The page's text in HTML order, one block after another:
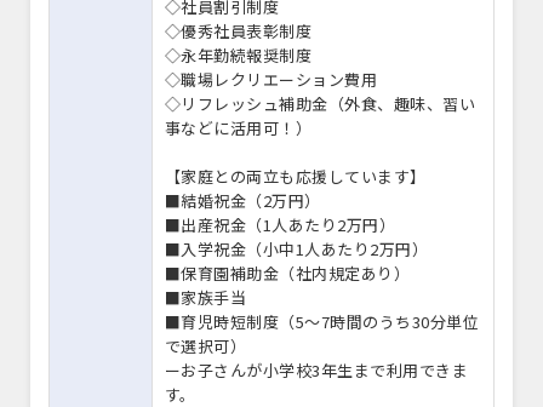
◇社員割引制度
◇優秀社員表彰制度
◇永年勤続報奨制度
◇職場レクリエーション費用
◇リフレッシュ補助金（外食、趣味、習い
事などに活用可！）
【家庭との両立も応援しています】
■結婚祝金（2万円）
■出産祝金（1人あたり2万円）
■入学祝金（小中1人あたり2万円）
■保育園補助金（社内規定あり）
■家族手当
■育児時短制度（5～7時間のうち30分単位
で選択可）
ーお子さんが小学校3年生まで利用できま
す。